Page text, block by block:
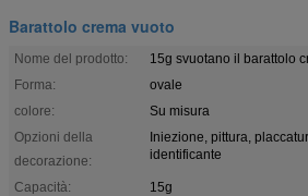
Barattolo crema vuoto
Nome del prodotto:
15g svuotano il barattolo
Forma:
ovale
colore:
Su misura
Opzioni della
decorazione:
Iniezione, pittura,
identificante
Capacità:
15g